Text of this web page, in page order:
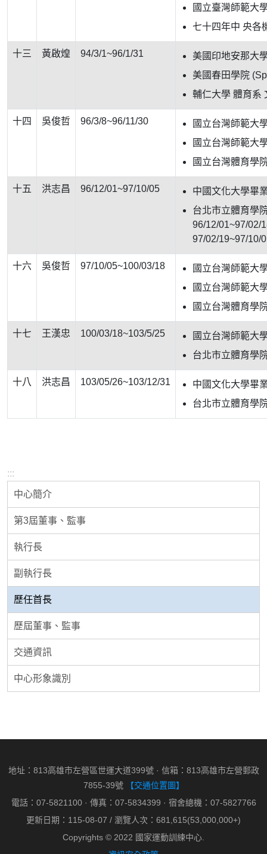
:::
中心簡介
第3屆董事、監事
執行長
副執行長
歷任首長
歷屆董事、監事
交通資訊
中心形象識別
國立臺灣師範大
七十四年中 央各
十三 黃啟煌 94/3/1~96/1/31
美國印地安那大
美國春田學院
輔仁大學 體育系
十四 吳俊哲 96/3/8~96/11/30
國立台灣師範大
國立台灣師範大
國立台灣體育學
十五 洪志昌 96/12/01~97/10/05
中國文化大學畢
台北市立體育學
96/12/01~97/02/
97/02/19~97/10/
十六 吳俊哲 97/10/05~100/03/18
國立台灣師範大
國立台灣師範大
國立台灣體育學
十七 王漢忠 100/03/18~103/5/25
國立台灣師範大
台北市立體育學
十八 洪志昌 103/05/26~103/12/31
中國文化大學畢
台北市立體育學
地址：813高雄市左營區世運大道399號 · 信箱：813高雄市左營郵政
7855-39號
【交通位置圖】
電話：07-5821100 · 傳真：07-5834399 · 宿舍總機：07-5827766
更新日期：115-08-07 / 瀏覽人次：681,615(53,000,000+)
Copyrights © 2022 國家運動訓練中心.